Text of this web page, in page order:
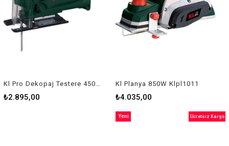
₺2.895,00
Kl Planya 850W Klpl1011
₺4.035,00
Ücretsiz Kargo
Yeni